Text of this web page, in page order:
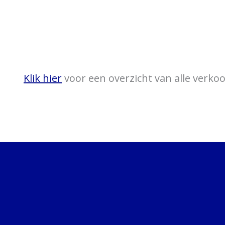
Klik hiervoor een overzicht van alle